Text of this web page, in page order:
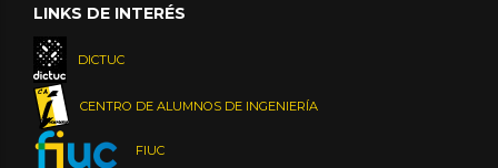
LINKS DE INTERÉS
DICTUC
CENTRO DE ALUMNOS DE INGENIERÍA
FIUC